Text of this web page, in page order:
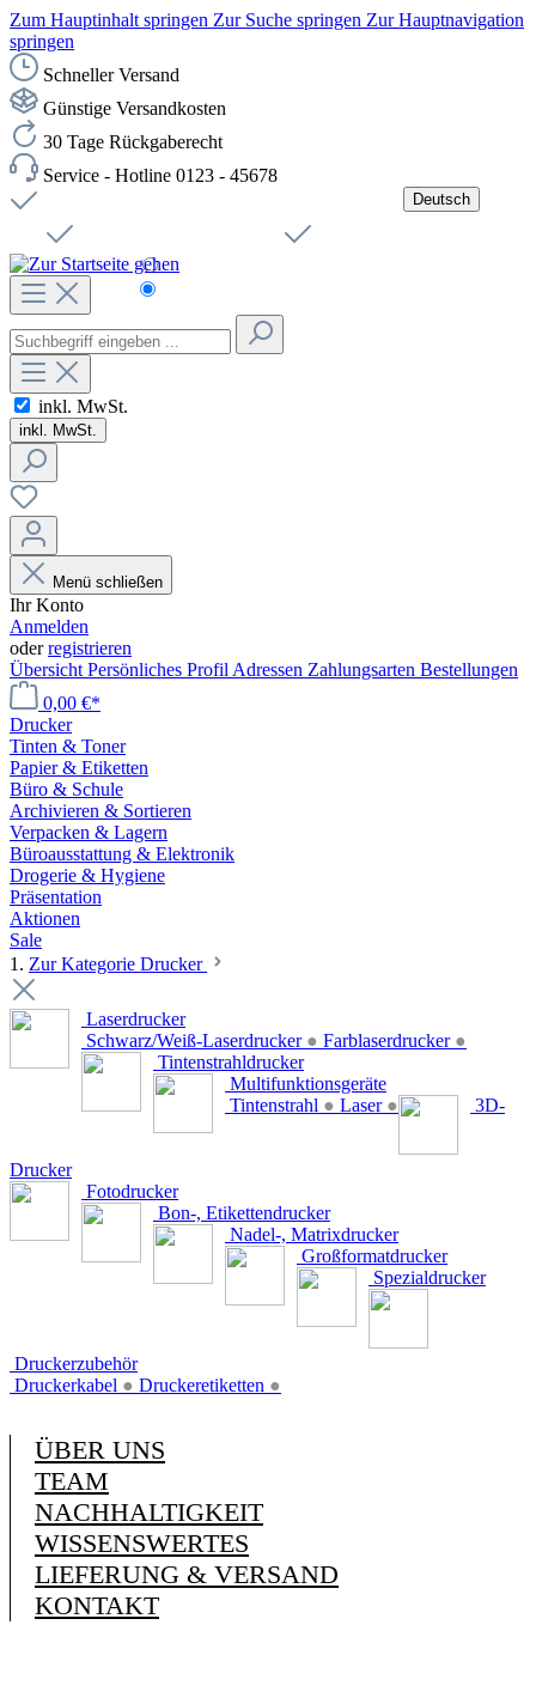
Zum Hauptinhalt springen Zur Suche springen Zur Hauptnavigation
springen
Schneller Versand
Günstige Versandkosten
30 Tage Rückgaberecht
Service - Hotline 0123 - 45678
Deutsch
Čeština
inkl. MwSt.
inkl. MwSt.
Menü schließen
Ihr Konto
Anmelden
oderregistrieren
Übersicht Persönliches Profil Adressen Zahlungsarten Bestellungen
0,00 €*
Drucker
Tinten & Toner
Papier & Etiketten
Büro & Schule
Archivieren & Sortieren
Verpacken & Lagern
Büroausstattung & Elektronik
Drogerie & Hygiene
Präsentation
Aktionen
Sale
1. Zur Kategorie Drucker
Laserdrucker
Schwarz/Weiß-Laserdrucker ● Farblaserdrucker ●
Tintenstrahldrucker
Multifunktionsgeräte
Tintenstrahl ● Laser ● 3D-
Drucker
Fotodrucker
Bon-, Etikettendrucker
Nadel-, Matrixdrucker
Großformatdrucker
Spezialdrucker
Druckerzubehör
Druckerkabel ● Druckeretiketten ●
ÜBER UNS
TEAM
NACHHALTIGKEIT
WISSENSWERTES
LIEFERUNG & VERSAND
KONTAKT